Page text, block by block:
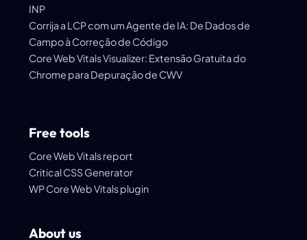
INP
Corrija a LCP com um Agente de IA: De Dados de
Campo à Correção de Código
Core Web Vitals Visualizer: Extensão Gratuita do
Chrome para Depuração de CWV
Free tools
Core Web Vitals report
Critical CSS Generator
WP Core Web Vitals plugin
About us